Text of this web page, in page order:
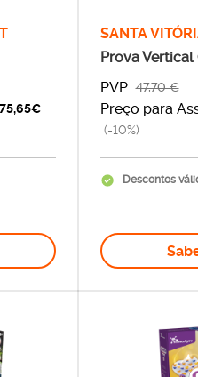
75,65€
SANTA
Prova Vertical
PVP 47,70 €
Preço para
(-10%)
Descontos